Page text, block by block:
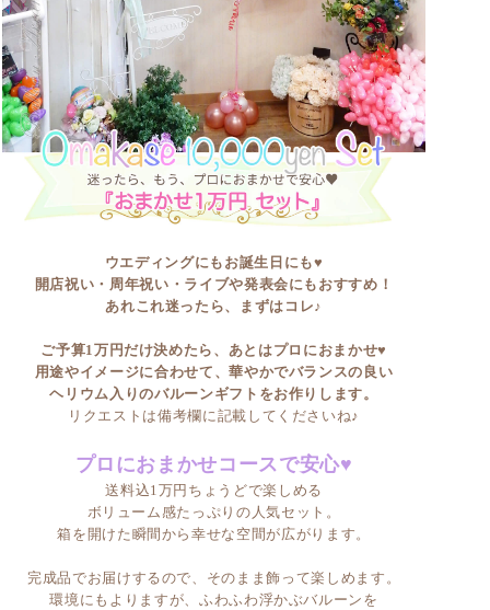
ウエディングにもお誕生日にも♥
開店祝い・周年祝い・ライブや発表会にもおすすめ！
あれこれ迷ったら、まずはコレ♪
ご予算1万円だけ決めたら、あとはプロにおまかせ♥
用途やイメージに合わせて、華やかでバランスの良い
ヘリウム入りのバルーンギフトをお作りします。
リクエストは備考欄に記載してくださいね♪
プロにおまかせコースで安心♥
送料込1万円ちょうどで楽しめる
ボリューム感たっぷりの人気セット。
箱を開けた瞬間から幸せな空間が広がります。
完成品でお届けするので、そのまま飾って楽しめます。
環境にもよりますが、ふわふわ浮かぶバルーンを